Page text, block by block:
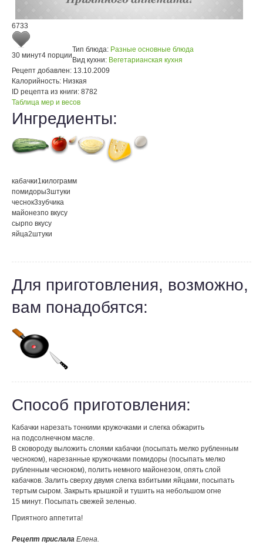
6733
30 минут4 порции
Тип блюда: Разные основные блюда
Вид кухни: Вегетарианская кухня
Рецепт добавлен: 13.10.2009
Калорийность: Низкая
ID рецепта из книги: 8782
Таблица мер и весов
Ингредиенты:
кабачки1килограмм
помидоры3штуки
чеснок3зубчика
майонезпо вкусу
сырпо вкусу
яйца2штуки
Для приготовления, возможно,
вам понадобятся:
Способ приготовления:
Кабачки нарезать тонкими кружочками и слегка обжарить
на подсолнечном масле.
В сковороду выложить слоями кабачки (посыпать мелко рубленным
чесноком), нарезанные кружочками помидоры (посыпать мелко
рубленным чесноком), полить немного майонезом, опять слой
кабачков. Залить сверху двумя слегка взбитыми яйцами, посыпать
тертым сыром. Закрыть крышкой и тушить на небольшом огне
15 минут. Посыпать свежей зеленью.
Приятного аппетита!
Рецепт прислала Елена.